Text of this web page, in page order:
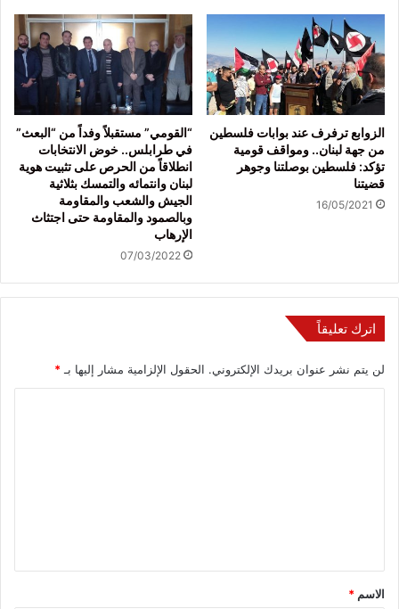
الزوابع ترفرف عند بوابات فلسطين
من جهة لبنان.. ومواقف قومية
تؤكد: فلسطين بوصلتنا وجوهر
قضيتنا
16/05/2021
“القومي” مستقبلاً وفداً من “البعث”
في طرابلس.. خوض الانتخابات
انطلاقاً من الحرص على تثبيت هوية
لبنان وانتمائه والتمسك بثلاثية
الجيش والشعب والمقاومة
وبالصمود والمقاومة حتى اجتثاث
الإرهاب
07/03/2022
اترك تعليقاً
لن يتم نشر عنوان بريدك الإلكتروني. الحقول الإلزامية مشار إليها بـ *
*
الاسم *